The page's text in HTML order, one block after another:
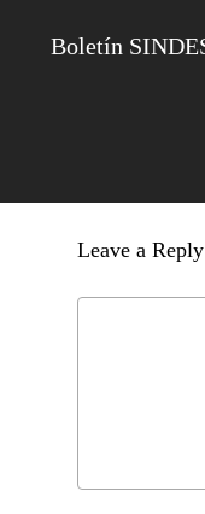
Boletín
Leave a Reply